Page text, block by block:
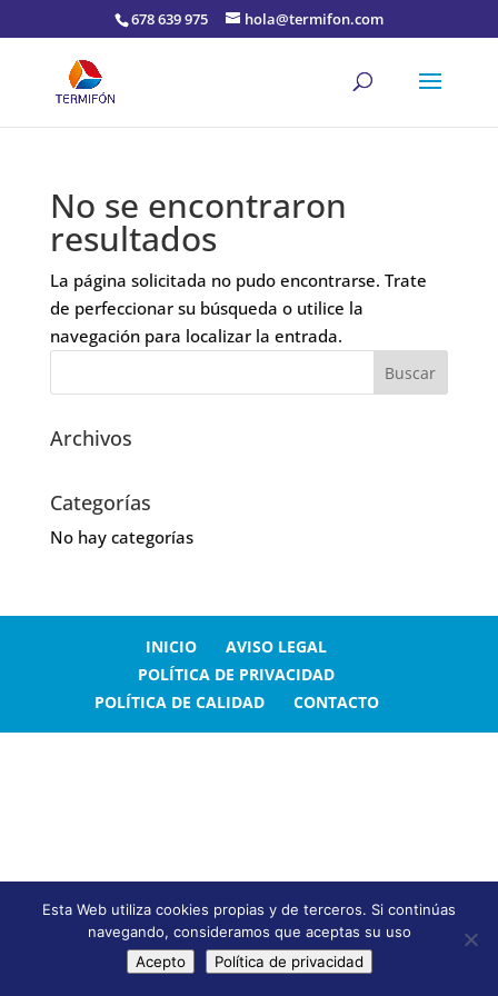
678 639 975 hola@termifon.com
No se encontraron
resultados
La página solicitada no pudo encontrarse. Trate
de perfeccionar su búsqueda o utilice la
navegación para localizar la entrada.
Archivos
Categorías
No hay categorías
INICIO
AVISO LEGAL
POLÍTICA DE PRIVACIDAD
POLÍTICA DE CALIDAD
CONTACTO
¡Llámanos ahora!
Esta Web utiliza cookies propias y de terceros. Si continúas
navegando, consideramos que aceptas su uso
Acepto
Política de privacidad